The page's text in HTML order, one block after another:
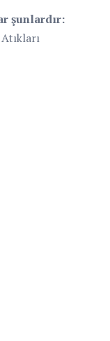
şunlardır: